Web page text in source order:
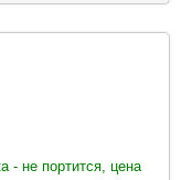
- не портится, цена